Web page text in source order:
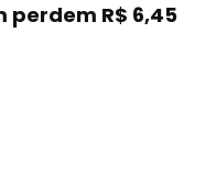
perdem R$ 6,45